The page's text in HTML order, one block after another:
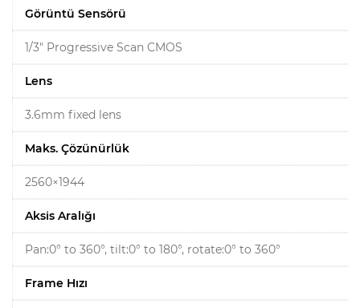
Görüntü Sensörü
1/3" Progressive Scan CMOS
Lens
3.6mm fixed lens
Maks. Çözünürlük
2560×1944
Aksis Aralığı
Pan:0° to 360°, tilt:0° to 180°, rotate:0° to 360°
Frame Hızı